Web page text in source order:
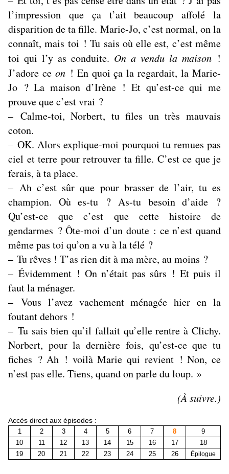
l’impression que ça t’ait beaucoup affolé la
disparition de ta fille. Marie-Jo, c’est normal, on la
connaît, mais toi ! Tu sais où elle est, c’est même
toi qui l’y as conduite. On a vendu la maison !
J’adore ce on! En quoi ça la regardait, la Marie-
Jo ? La maison d’Irène ! Et qu’est-ce qui me
prouve que c’est vrai ?
– Calme-toi, Norbert, tu files un très mauvais
coton.
– OK. Alors explique-moi pourquoi tu remues pas
ciel et terre pour retrouver ta fille. C’est ce que je
ferais, à ta place.
– Ah c’est sûr que pour brasser de l’air, tu es
champion. Où es-tu ? As-tu besoin d’aide ?
Qu’est-ce que c’est que cette histoire de
gendarmes ? Ôte-moi d’un doute : ce n’est quand
même pas toi qu’on a vu à la télé ?
– Tu rêves ! T’as rien dit à ma mère, au moins ?
– Évidemment ! On n’était pas sûrs ! Et puis il
faut la ménager.
– Vous l’avez vachement ménagée hier en la
foutant dehors !
– Tu sais bien qu’il fallait qu’elle rentre à Clichy.
Norbert, pour la dernière fois, qu’est-ce que tu
fiches ? Ah ! voilà Marie qui revient ! Non, ce
n’est pas elle. Tiens, quand on parle du loup. »
(À suivre.)
Accès direct aux épisodes :
1 2 3 4 5 6 7 8
9
10
11 12 13 14 15 16 17
18
19
20 21 22 23 24 25 26 Épilogue